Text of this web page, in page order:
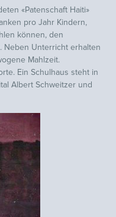
«Patenschaft Haiti»
pro Jahr Kindern,
können, den
Neben Unterricht erhalten
Mahlzeit.
Ein Schulhaus steht in
Albert Schweitzer und